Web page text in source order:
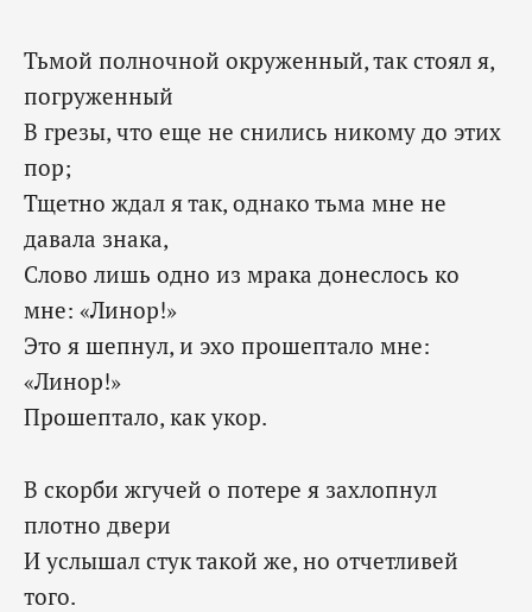
Тьмой полночной окруженный, так стоял я,
погруженный
В грезы, что еще не снились никому до этих
пор;
Тщетно ждал я так, однако тьма мне не
давала знака,
Слово лишь одно из мрака донеслось ко
мне: «Линор!»
Это я шепнул, и эхо прошептало мне:
«Линор!»
Прошептало, как укор.
В скорби жгучей о потере я захлопнул
плотно двери
И услышал стук такой же, но отчетливей
того.